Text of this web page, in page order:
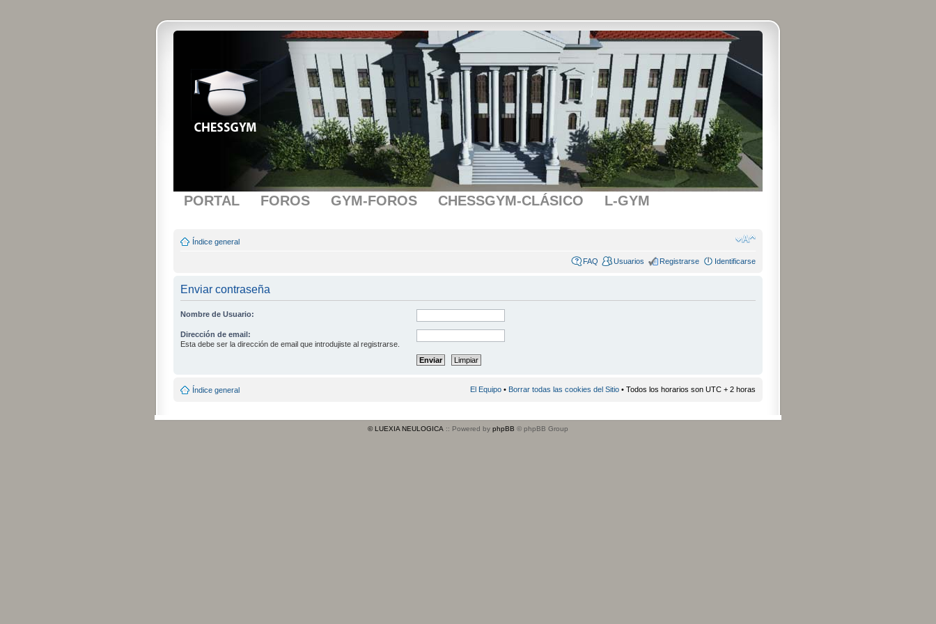
PORTAL FOROS GYM-FOROS CHESSGYM-CLÁSICO L-GYM
Índice general
FAQ Usuarios Registrarse Identificarse
Enviar contraseña
Nombre de Usuario:
Dirección de email:
Esta debe ser la dirección de email que introdujiste al registrarse.
Índice general El Equipo • Borrar todas las cookies del Sitio • Todos los horarios son UTC + 2 horas
© LUEXIA NEULOGICA :: Powered by phpBB © phpBB Group